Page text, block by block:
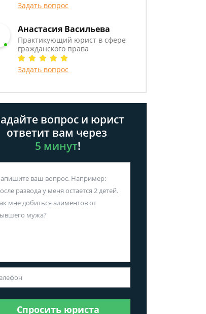
Задать вопрос
Анастасия Васильева
Практикующий юрист в сфере
гражданского права
Задать вопрос
вопрос и юрист
ответит вам через
5 минут!
Спросить юриста